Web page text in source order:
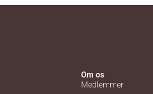
Om os
Medlemmer